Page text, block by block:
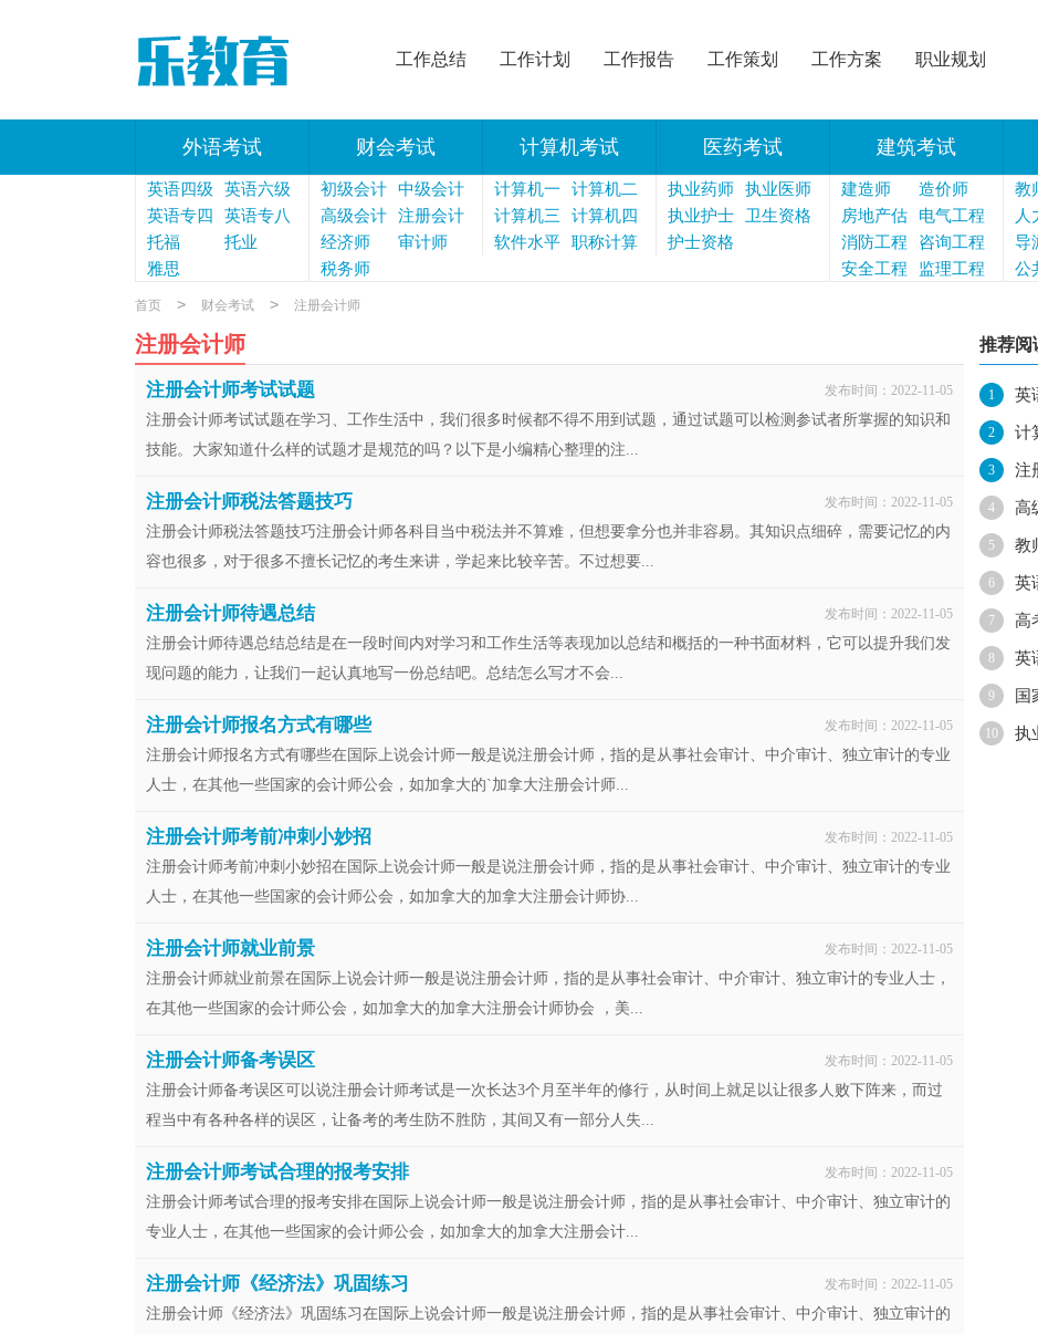
工作总结 工作计划 工作报告 工作策划 工作方案 职业规划
外语考试 财会考试 计算机考试 医药考试 建筑考试
英语四级
英语六级
英语专四
英语专八
托福
托业
雅思
初级会计
中级会计
高级会计
注册会计
师
经济师
审计师
税务师
计算机一
级
计算机二
级
计算机三
级
计算机四
级
软件水平
职称计算
执业药师
执业医师
执业护士
卫生资格
护士资格
建造师
造价师
房地产估
价师
电气工程
师
消防工程
师
咨询工程
师
安全工程
监理工程
教
人
导
公
首页 > 财会考试 > 注册会计师
注册会计师
注册会计师考试试题 发布时间：2022-11-05
注册会计师考试试题在学习、工作生活中，我们很多时候都不得不用到试题，通过试题可以检测参试者所掌握的知识和
技能。大家知道什么样的试题才是规范的吗？以下是小编精心整理的注...
注册会计师税法答题技巧 发布时间：2022-11-05
注册会计师税法答题技巧注册会计师各科目当中税法并不算难，但想要拿分也并非容易。其知识点细碎，需要记忆的内
容也很多，对于很多不擅长记忆的考生来讲，学起来比较辛苦。不过想要...
注册会计师待遇总结 发布时间：2022-11-05
注册会计师待遇总结总结是在一段时间内对学习和工作生活等表现加以总结和概括的一种书面材料，它可以提升我们发
现问题的能力，让我们一起认真地写一份总结吧。总结怎么写才不会...
注册会计师报名方式有哪些 发布时间：2022-11-05
注册会计师报名方式有哪些在国际上说会计师一般是说注册会计师，指的是从事社会审计、中介审计、独立审计的专业
人士，在其他一些国家的会计师公会，如加拿大的`加拿大注册会计师...
注册会计师考前冲刺小妙招 发布时间：2022-11-05
注册会计师考前冲刺小妙招在国际上说会计师一般是说注册会计师，指的是从事社会审计、中介审计、独立审计的专业
人士，在其他一些国家的会计师公会，如加拿大的加拿大注册会计师协...
注册会计师就业前景 发布时间：2022-11-05
注册会计师就业前景在国际上说会计师一般是说注册会计师，指的是从事社会审计、中介审计、独立审计的专业人士，
在其他一些国家的会计师公会，如加拿大的加拿大注册会计师协会 ，美...
注册会计师备考误区 发布时间：2022-11-05
注册会计师备考误区可以说注册会计师考试是一次长达3个月至半年的修行，从时间上就足以让很多人败下阵来，而过
程当中有各种各样的误区，让备考的考生防不胜防，其间又有一部分人失...
注册会计师考试合理的报考安排 发布时间：2022-11-05
注册会计师考试合理的报考安排在国际上说会计师一般是说注册会计师，指的是从事社会审计、中介审计、独立审计的
专业人士，在其他一些国家的会计师公会，如加拿大的加拿大注册会计...
注册会计师《经济法》巩固练习 发布时间：2022-11-05
注册会计师《经济法》巩固练习在国际上说会计师一般是说注册会计师，指的是从事社会审计、中介审计、独立审计的
推荐阅
1 英
2 计
3 注
4 高
5 教
6 英
7 高
8 英
9 国
10 执